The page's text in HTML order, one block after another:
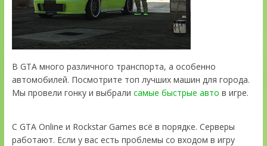
В GTA много различного транспорта, а особенно
автомобилей. Посмотрите топ лучших машин для города.
Мы провели гонку и выбрали самые быстрые авто в игре.
С GTA Online и Rockstar Games всё в порядке. Серверы
работают. Если у вас есть проблемы со входом в игру